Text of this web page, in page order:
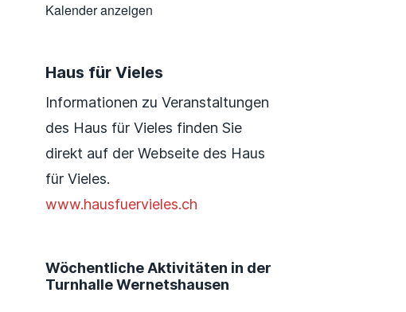
Kalender anzeigen
Haus für Vieles
Informationen zu Veranstaltungen
des Haus für Vieles finden Sie
direkt auf der Webseite des Haus
für Vieles.
www.hausfuervieles.ch
Wöchentliche Aktivitäten in der
Turnhalle Wernetshausen